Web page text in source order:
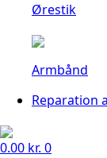
Ørestik
Armbånd
Reparation
0.00 kr. 0